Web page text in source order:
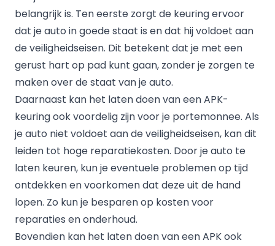
belangrijk is. Ten eerste zorgt de keuring ervoor
dat je auto in goede staat is en dat hij voldoet aan
de veiligheidseisen. Dit betekent dat je met een
gerust hart op pad kunt gaan, zonder je zorgen te
maken over de staat van je auto.
Daarnaast kan het laten doen van een APK-
keuring ook voordelig zijn voor je portemonnee. Als
je auto niet voldoet aan de veiligheidseisen, kan dit
leiden tot hoge reparatiekosten. Door je auto te
laten keuren, kun je eventuele problemen op tijd
ontdekken en voorkomen dat deze uit de hand
lopen. Zo kun je besparen op kosten voor
reparaties en onderhoud.
Bovendien kan het laten doen van een APK ook